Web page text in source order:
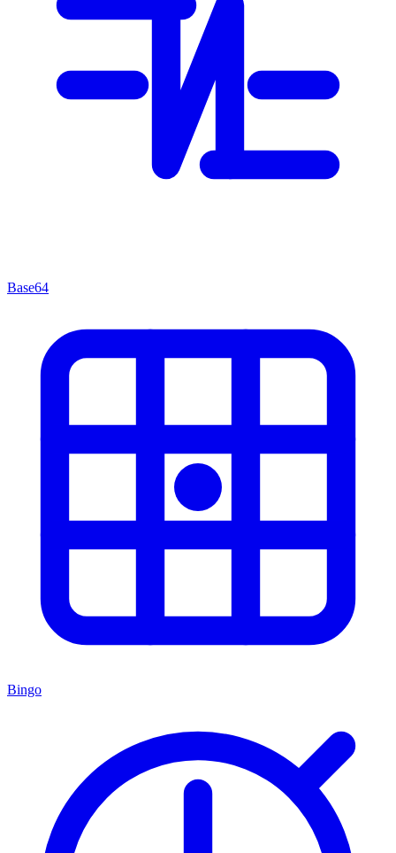
Base64
Bingo